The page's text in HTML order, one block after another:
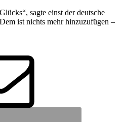
sagte einst der deutsche
ist nichts mehr hinzuzufügen –